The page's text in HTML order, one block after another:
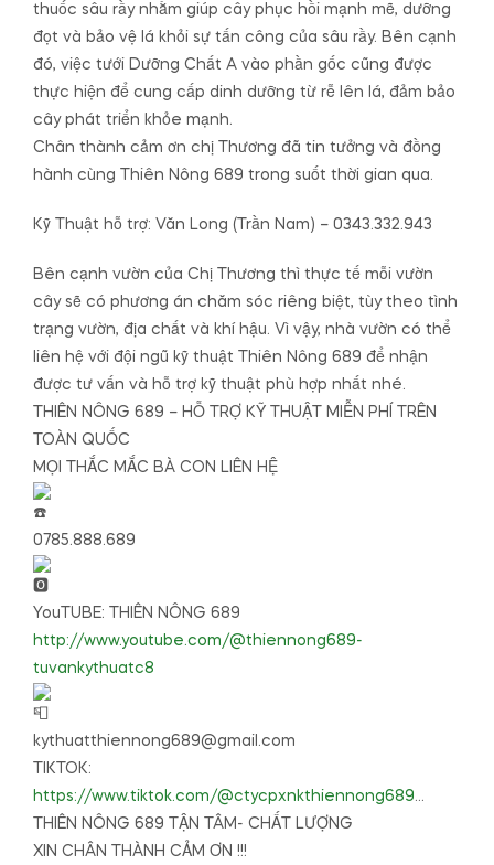
thuốc sâu rầy nhằm giúp cây phục hồi mạnh mẽ, dưỡng
đọt và bảo vệ lá khỏi sự tấn công của sâu rầy. Bên cạnh
đó, việc tưới Dưỡng Chất A vào phần gốc cũng được
thực hiện để cung cấp dinh dưỡng từ rễ lên lá, đảm bảo
cây phát triển khỏe mạnh.
Chân thành cảm ơn chị Thương đã tin tưởng và đồng
hành cùng Thiên Nông 689 trong suốt thời gian qua.
Kỹ Thuật hỗ trợ: Văn Long (Trần Nam) – 0343.332.943
Bên cạnh vườn của Chị Thương thì thực tế mỗi vườn
cây sẽ có phương án chăm sóc riêng biệt, tùy theo tình
trạng vườn, địa chất và khí hậu. Vì vậy, nhà vườn có thể
liên hệ với đội ngũ kỹ thuật Thiên Nông 689 để nhận
được tư vấn và hỗ trợ kỹ thuật phù hợp nhất nhé.
THIÊN NÔNG 689 – HỖ TRỢ KỸ THUẬT MIỄN PHÍ TRÊN
TOÀN QUỐC
MỌI THẮC MẮC BÀ CON LIÊN HỆ
0785.888.689
YouTUBE: THIÊN NÔNG 689
http://www.youtube.com/@thiennong689-
tuvankythuatc8
kythuatthiennong689@gmail.com
TIKTOK:
https://www.tiktok.com/@ctycpxnkthiennong689…
THIÊN NÔNG 689 TẬN TÂM- CHẤT LƯỢNG
XIN CHÂN THÀNH CẢM ƠN !!!